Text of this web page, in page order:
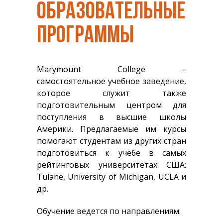
ОБРАЗОВАТЕЛЬНЫЕ
ПРОГРАММЫ
Marymount College –
самостоятельное учебное заведение,
которое служит также
подготовительным центром для
поступления в высшие школы
Америки. Предлагаемые им курсы
помогают студентам из других стран
подготовиться к учебе в самых
рейтинговых университетах США:
Tulane, University of Michigan, UCLA и
др.
Обучение ведется по направлениям: